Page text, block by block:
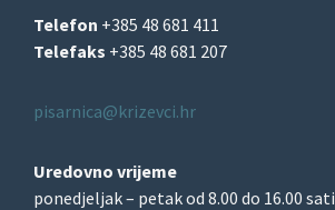
Telefon +385 48 681 411
Telefaks +385 48 681 207
pisarnica@krizevci.hr
Uredovno vrijeme
ponedjeljak – petak od 8.00 do 16.00 sati